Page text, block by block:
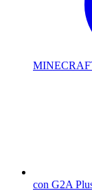
con G2A